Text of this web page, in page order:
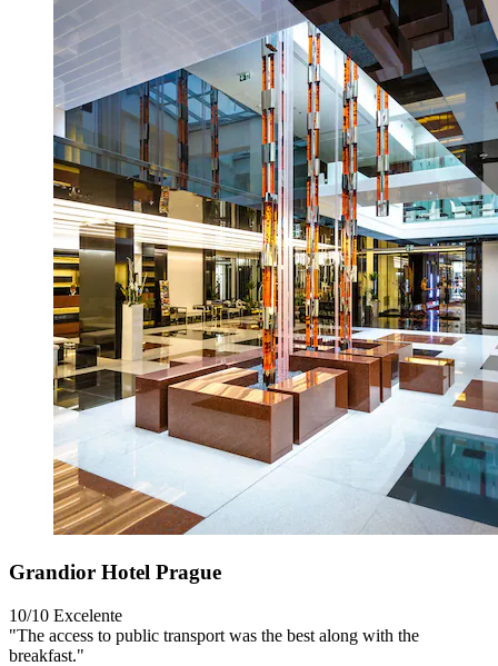
Grandior Hotel Prague
10/10 Excelente
"The access to public transport was the best along with the
breakfast."